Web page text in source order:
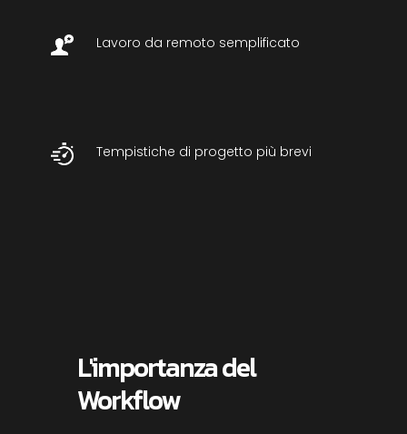
Lavoro da remoto semplificato
Tempistiche di progetto più brevi
L'importanza del
Workflow